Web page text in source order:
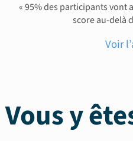
« 95% des participants
score au-delà
Voir
Vous y